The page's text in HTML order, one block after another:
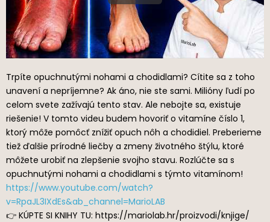
Trpíte opuchnutými nohami a chodidlami? Cítite sa z toho
unavení a nepríjemne? Ak áno, nie ste sami. Milióny ľudí po
celom svete zažívajú tento stav. Ale nebojte sa, existuje
riešenie! V tomto videu budem hovoriť o vitamíne číslo 1,
ktorý môže pomôcť znížiť opuch nôh a chodidiel. Preberieme
tiež ďalšie prírodné liečby a zmeny životného štýlu, ktoré
môžete urobiť na zlepšenie svojho stavu. Rozlúčte sa s
opuchnutými nohami a chodidlami s týmto vitamínom!
https://www.youtube.com/watch?
v=RpaJL3IXdEs&ab_channel=MarioLAB
👉 KÚPTE SI KNIHY TU: https://mariolab.hr/proizvodi/knjige/